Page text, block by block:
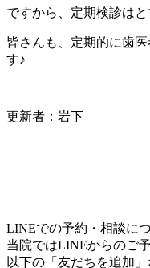
ですから、定期検診はと
皆さんも、定期的に歯
す♪
更新者：岩下
LINEでの予約・相談に
当院ではLINEからのご
以下の「友だちを追加